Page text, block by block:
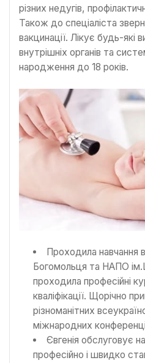
різних недугів,
Також до спеціаліста
вакцинації. Лікує будь-які
внутрішніх органів та
народження до 18 років.
Проходила навчання
Богомольця та НАПО
проходила професійні
кваліфікації. Щорічно
різноманітних
міжнародних
Євгенія обслуговує
професійно і швидко